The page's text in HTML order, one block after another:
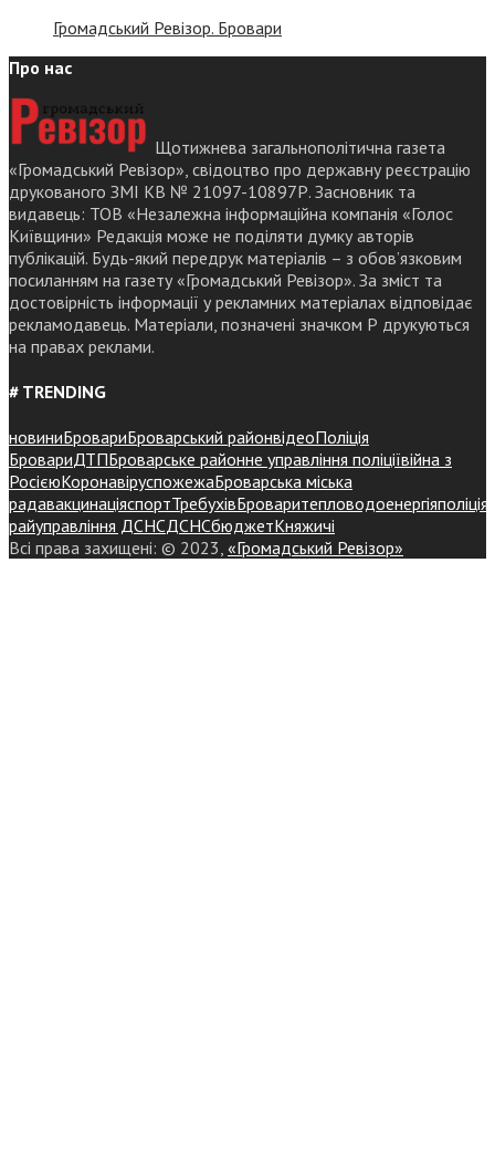
Громадський Ревізор. Бровари
Про нас
Щотижнева загальнополітична газета
«Громадський Ревізор», свідоцтво про державну реєстрацію
друкованого ЗМІ КВ № 21097-10897Р. Засновник та
видавець: ТОВ «Незалежна інформаційна компанія «Голос
Київщини» Редакція може не поділяти думку авторів
публікацій. Будь-який передрук матеріалів – з обов’язковим
посиланням на газету «Громадський Ревізор». За зміст та
достовірність інформації у рекламних матеріалах відповідає
рекламодавець. Матеріали, позначені значком Р друкуються
на правах реклами.
# TRENDING
новиниБровариБроварський районвідеоПоліція
БровариДТПБроварське районне управління поліціївійна з
РосієюКоронавіруспожежаБроварська міська
радавакцинаціяспортТребухівБроваритепловодоенергіяполіція
райуправління ДСНСДСНСбюджетКняжичі
Всі права захищені: © 2023, «Громадський Ревізор»